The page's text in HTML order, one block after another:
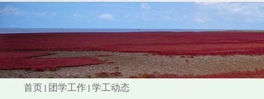
首页 团学工作 学工动态